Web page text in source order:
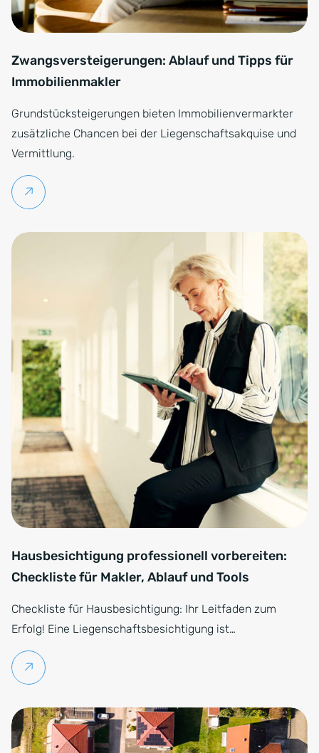
Zwangsversteigerungen: Ablauf und Tipps für
Immobilienmakler
Grundstücksteigerungen bieten Immobilienvermarkter
zusätzliche Chancen bei der Liegenschaftsakquise und
Vermittlung.
Weiterlesen
Hausbesichtigung professionell vorbereiten:
Checkliste für Makler, Ablauf und Tools
Checkliste für Hausbesichtigung: Ihr Leitfaden zum
Erfolg! Eine Liegenschaftsbesichtigung ist…
Weiterlesen